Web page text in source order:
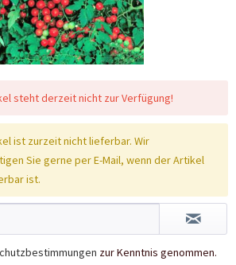
steht derzeit nicht zur Verfügung!
ist zurzeit nicht lieferbar. Wir
Sie gerne per E-Mail, wenn der Artikel
ist.
zur Kenntnis genommen.